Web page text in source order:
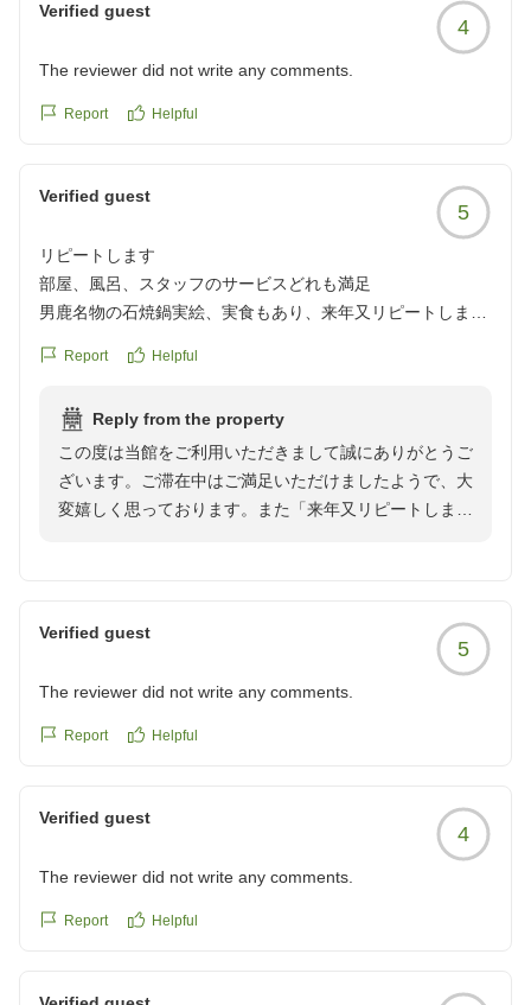
Verified guest
4
The reviewer did not write any comments.
Report Helpful
Verified guest
5
リピートします
部屋、風呂、スタッフのサービスどれも満足
男鹿名物の石焼鍋実絵、実食もあり、来年又リピートします
https://review.travel.rakuten.co.jp/hotel/voice/20504?
Report Helpful
Reply from the property
この度は当館をご利用いただきまして誠にありがとうご
ざいます。ご滞在中はご満足いただけましたようで、大
変嬉しく思っております。また「来年又リピートしま
また機会がありましたら是非当館をご利用くださいま
Verified guest
5
The reviewer did not write any comments.
Report Helpful
Verified guest
4
The reviewer did not write any comments.
Report Helpful